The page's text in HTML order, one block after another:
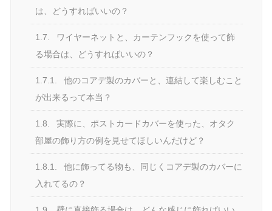
は、どうすればいいの？
1.7.
ワイヤーネットと、カーテンフックを使って飾
る場合は、どうすればいいの？
1.7.1.
他のコアデ製のカバーと、連結して楽しむこと
が出来るって本当？
1.8.
実際に、ポストカードカバーを使った、オタク
部屋の飾り方の例を見せてほしいんだけど？
1.8.1.
他に飾ってる物も、同じくコアデ製のカバーに
入れてるの？